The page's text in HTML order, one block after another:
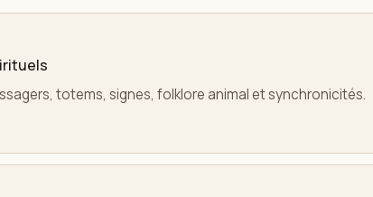
totems, signes, folklore animal et synchronicités.